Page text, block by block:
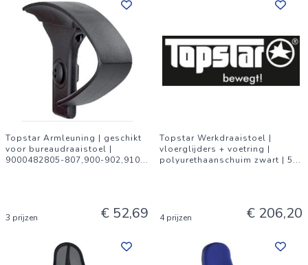
Topstar Armleuning | geschikt
voor bureaudraaistoel |
9000482805-807,900-902,910...
3 prijzen € 52,69
Topstar Werkdraaistoel |
vloerglijders + voetring |
polyurethaanschuim zwart | 5...
4 prijzen € 206,20